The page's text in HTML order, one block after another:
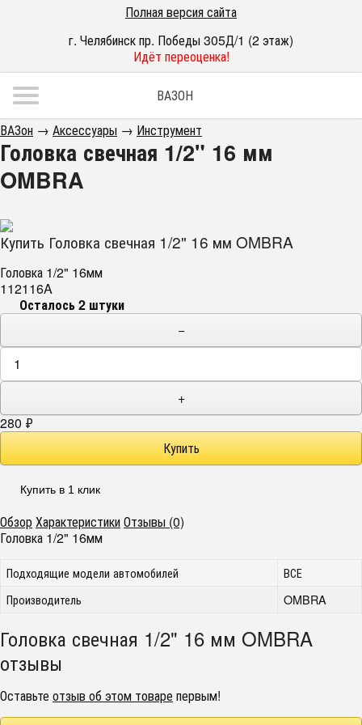
Полная версия сайта
г. Челябинск пр. Победы 305Д/1 (2 этаж)
Идёт переоценка!
ВАЗОН
ВАЗон → Аксессуары → Инструмент
Головка свечная 1/2" 16 мм
OMBRA
Купить Головка свечная 1/2" 16 мм OMBRA
Головка 1/2" 16мм
112116A
Осталось 2 штуки
−
+
280 ₽
Купить в 1 клик
ОбзорХарактеристикиОтзывы (0)
Головка 1/2" 16мм
Подходящие модели автомобилей
ВСЕ
Производитель
OMBRA
Головка свечная 1/2" 16 мм OMBRA
отзывы
Оставьтеотзыв об этом товарепервым!